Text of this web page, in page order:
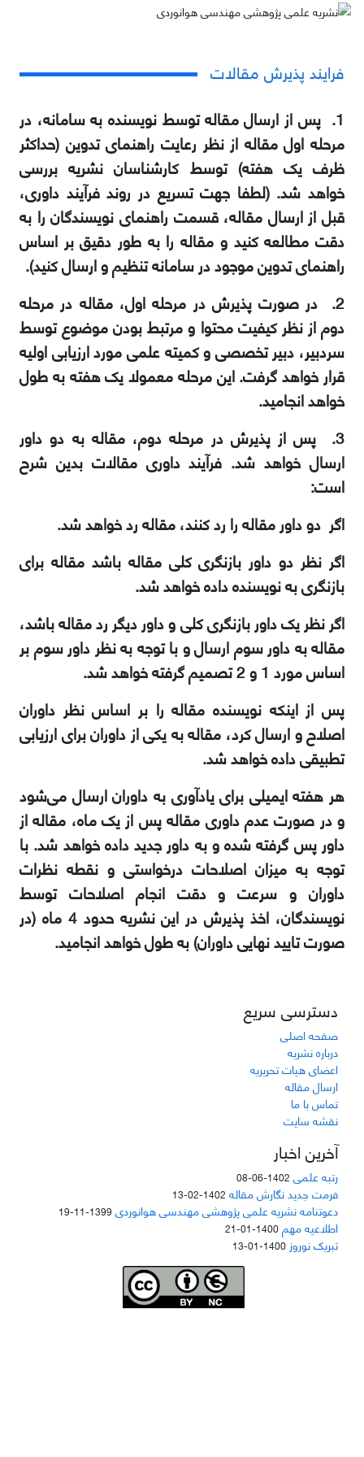
فرایند پذیرش مقالات
1. پس از ارسال مقاله توسط نویسنده به سامانه، در
مرحله اول مقاله از نظر رعایت راهنمای تدوین (حداکثر
ظرف یک هفته) توسط کارشناسان نشریه بررسی
خواهد شد. (لطفا جهت تسریع در روند فرآیند داوری،
قبل از ارسال مقاله، قسمت راهنمای نویسندگان را به
دقت مطالعه کنید و مقاله را به طور دقیق بر اساس
راهنمای تدوین موجود در سامانه تنظیم و ارسال کنید).
2. در صورت پذیرش در مرحله اول، مقاله در مرحله
دوم از نظر کیفیت محتوا و مرتبط بودن موضوع توسط
سردبیر، دبیر تخصصی و کمیته علمی مورد ارزیابی اولیه
قرار خواهد گرفت. این مرحله معمولا یک هفته به طول
خواهد انجامید.
3. پس از پذیرش در مرحله دوم، مقاله به دو داور
ارسال خواهد شد. فرآیند داوری مقالات بدین شرح
است:
اگر دو داور مقاله را رد کنند، مقاله رد خواهد شد.
اگر نظر دو داور بازنگری کلی مقاله باشد مقاله برای
بازنگری به نویسنده داده خواهد شد.
اگر نظر یک داور بازنگری کلی و داور دیگر رد مقاله باشد،
مقاله به داور سوم ارسال و با توجه به نظر داور سوم بر
اساس مورد 1 و 2 تصمیم گرفته خواهد شد.
پس از اینکه نویسنده مقاله را بر اساس نظر داوران
اصلاح و ارسال کرد، مقاله به یکی از داوران برای ارزیابی
تطبیقی داده خواهد شد.
هر هفته ایمیلی برای یادآوری به داوران ارسال می‌شود
و در صورت عدم داوری مقاله پس از یک ماه، مقاله از
داور پس گرفته شده و به داور جدید داده خواهد شد. با
توجه به میزان اصلاحات درخواستی و نقطه نظرات
داوران و سرعت و دقت انجام اصلاحات توسط
نویسندگان، اخذ پذیرش در این نشریه حدود 4 ماه (در
صورت تایید نهایی داوران) به طول خواهد انجامید.
دسترسی سریع
صفحه اصلی
درباره نشریه
اعضای هیات تحریریه
ارسال مقاله
تماس با ما
نقشه سایت
آخرین اخبار
رتبه علمی 1402-06-08
فرمت جدید نگارش مقاله 1402-02-13
دعوتنامه نشریه علمی پژوهشی مهندسی هوانوردی1399-11-19
اطلاعیه مهم1400-01-21
تبریک نوروز 1400-01-13